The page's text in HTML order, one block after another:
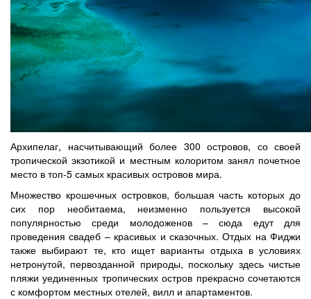
Архипелаг, насчитывающий более 300 островов, со своей
тропической экзотикой и местным колоритом занял почетное
место в топ-5 самых красивых островов мира.
Множество крошечных островков, большая часть которых до
сих пор необитаема, неизменно пользуется высокой
популярностью среди молодоженов – сюда едут для
проведения свадеб – красивых и сказочных. Отдых на Фиджи
также выбирают те, кто ищет варианты отдыха в условиях
нетронутой, первозданной природы, поскольку здесь чистые
пляжи уединенных тропических остров прекрасно сочетаются
с комфортом местных отелей, вилл и апартаментов.